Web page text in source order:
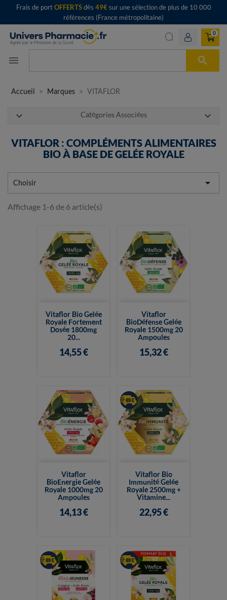
Frais de portOFFERTSdès 49€sur une sélection de plus de 10 000
références (France métropolitaine)
menu 
0
Accueil Marques VITAFLOR
expand_more Catégories Associées expand_more
VITAFLOR : COMPLÉMENTS ALIMENTAIRES
BIO À BASE DE GELÉE ROYALE
Choisir 
Affichage 1-6 de 6 article(s)
Vitaflor Bio Gelée
Royale Fortement
Dosée 1800mg
20...
14,55 €
Vitaflor
BioDéfense Gelée
Royale 1500mg 20
Ampoules
15,32 €
Vitaflor
BioEnergie Gelée
Royale 1000mg 20
Ampoules
14,13 €
Vitaflor Bio
Immunité Gelée
Royale 2500mg +
Vitamine...
22,95 €